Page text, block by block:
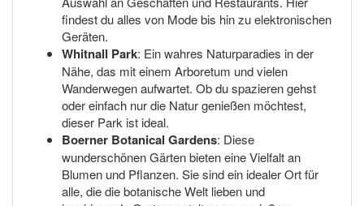
findest du alles von Mode bis hin zu elektronischen
Geräten.
Whitnall Park: Ein wahres Naturparadies in der
Nähe, das mit einem Arboretum und vielen
Wanderwegen aufwartet. Ob du spazieren gehst
oder einfach nur die Natur genießen möchtest,
dieser Park ist ideal.
Boerner Botanical Gardens: Diese
wunderschönen Gärten bieten eine Vielfalt an
Blumen und Pflanzen. Sie sind ein idealer Ort für
alle, die die botanische Welt lieben und